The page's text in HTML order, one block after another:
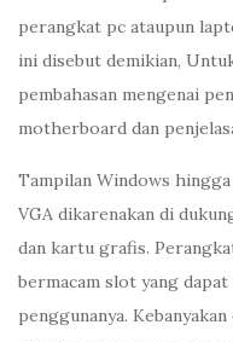
perangkat pc ataupun
ini disebut demikian,
pembahasan mengenai
motherboard dan
Tampilan Windows
VGA dikarenakan di
dan kartu grafis.
bermacam slot yang
penggunanya.